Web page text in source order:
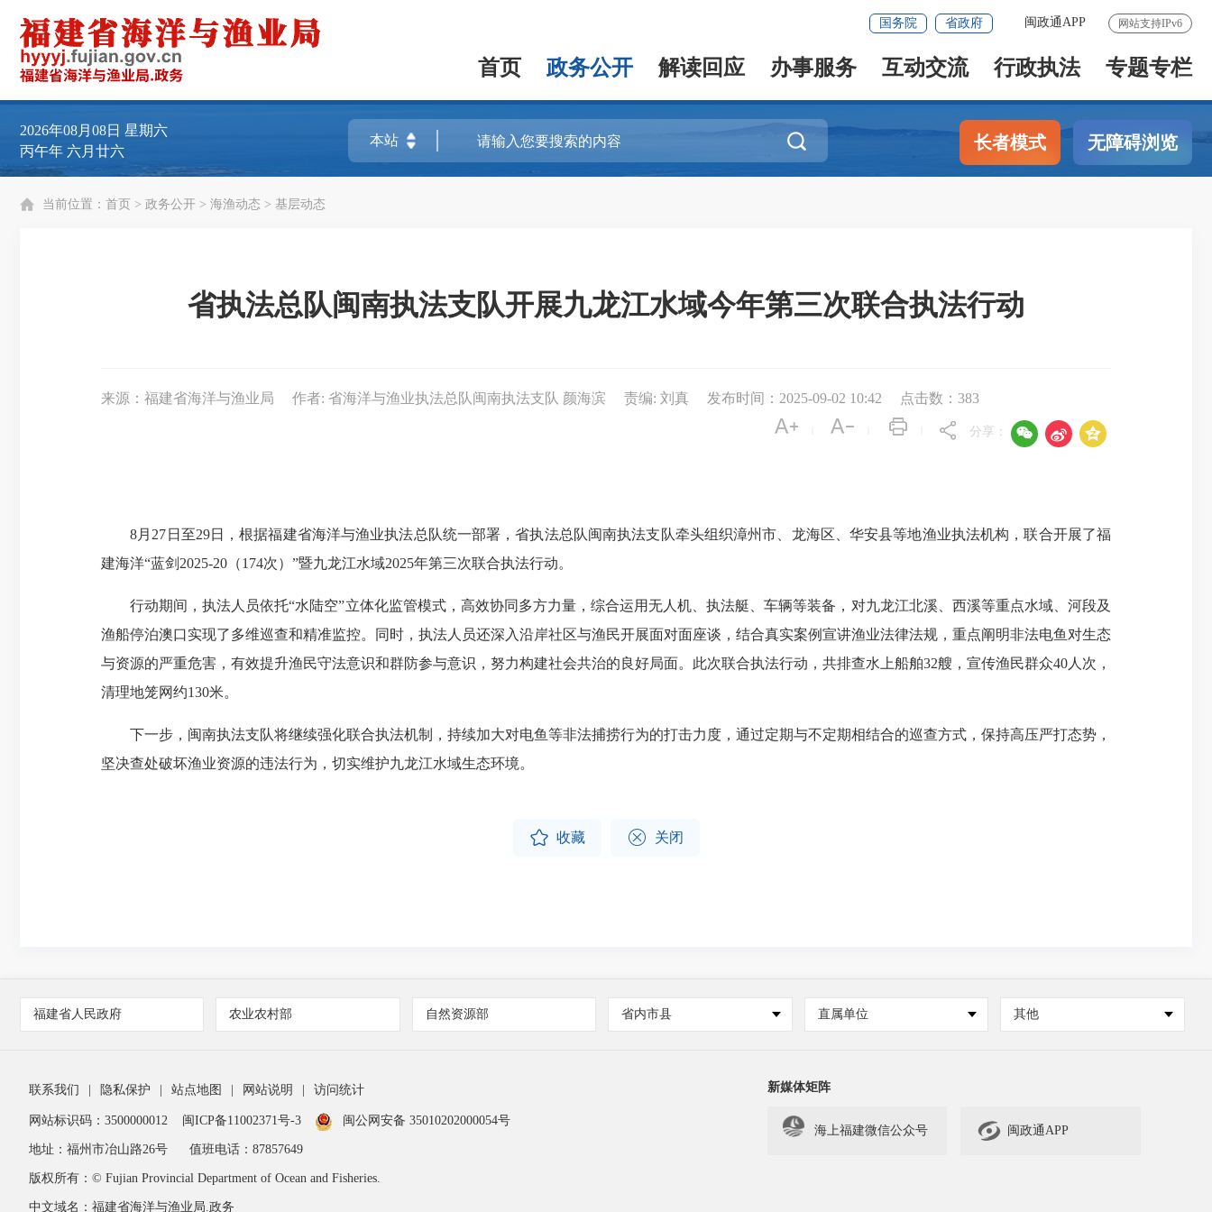
网站支持IPv6
闽政通APP
国务院 省政府
首页 政务公开 解读回应 办事服务 互动交流 行政执法 专题专栏
2026年08月08日 星期六
丙午年 六月廿六
 长者模式 无障碍浏览
当前位置： 首页 > 政务公开 > 海渔动态 > 基层动态
省执法总队闽南执法支队开展九龙江水域今年第三次联合执法行动
来源：福建省海洋与渔业局 作者: 省海洋与渔业执法总队闽南执法支队 颜海滨 责编: 刘真 发布时间：2025-09-02 10:42 点击数： 383
分享：   
8月27日至29日，根据福建省海洋与渔业执法总队统一部署，省执法总队闽南执法支队牵头组织漳州市、龙海区、华安县等地渔业执法机构，联合开展了福
建海洋“蓝剑2025-20（174次）”暨九龙江水域2025年第三次联合执法行动。
行动期间，执法人员依托“水陆空”立体化监管模式，高效协同多方力量，综合运用无人机、执法艇、车辆等装备，对九龙江北溪、西溪等重点水域、河段及
渔船停泊澳口实现了多维巡查和精准监控。同时，执法人员还深入沿岸社区与渔民开展面对面座谈，结合真实案例宣讲渔业法律法规，重点阐明非法电鱼对生态
与资源的严重危害，有效提升渔民守法意识和群防参与意识，努力构建社会共治的良好局面。此次联合执法行动，共排查水上船舶32艘，宣传渔民群众40人次，
清理地笼网约130米。
下一步，闽南执法支队将继续强化联合执法机制，持续加大对电鱼等非法捕捞行为的打击力度，通过定期与不定期相结合的巡查方式，保持高压严打态势，
坚决查处破坏渔业资源的违法行为，切实维护九龙江水域生态环境。
 收藏  关闭
福建省人民政府 农业农村部 自然资源部 省内市县 直属单位 其他
联系我们 隐私保护 站点地图 网站说明 访问统计
网站标识码：3500000012 闽ICP备11002371号-3 闽公网安备 35010202000054号
地址：福州市冶山路26号 值班电话：87857649
版权所有：© Fujian Provincial Department of Ocean and Fisheries.
中文域名：福建省海洋与渔业局.政务
新媒体矩阵
海上福建微信公众号  闽政通APP